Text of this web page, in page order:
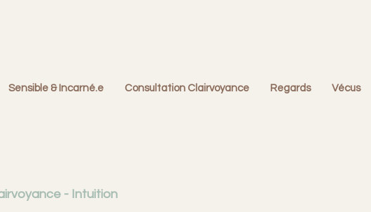
Sensible & Incarné.e Consultation Clairvoyance Regards Vécus
- Intuition